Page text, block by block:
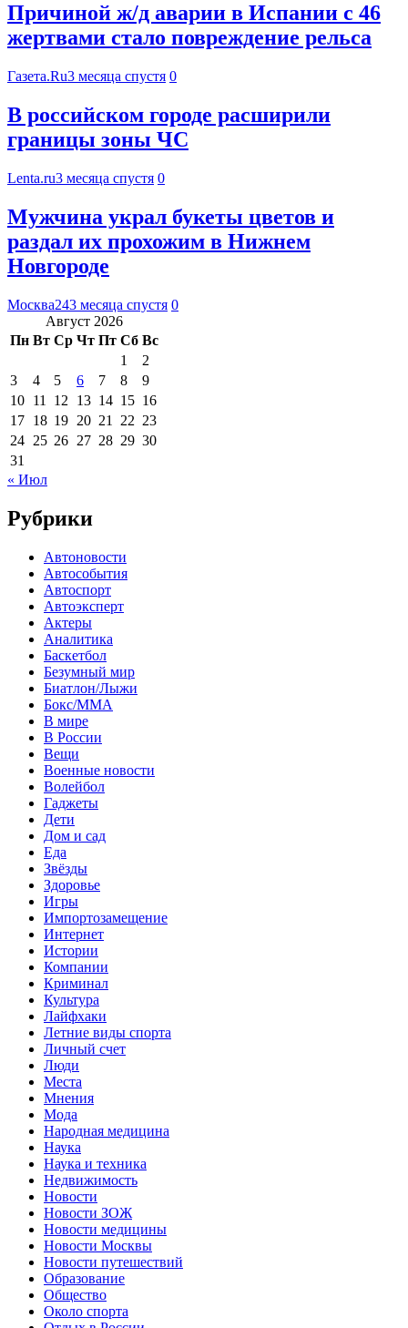
Причиной ж/д аварии в Испании с 46
жертвами стало повреждение рельса
Газета.Ru3 месяца спустя 0
В российском городе расширили
границы зоны ЧС
Lenta.ru3 месяца спустя 0
Мужчина украл букеты цветов и
раздал их прохожим в Нижнем
Новгороде
Москва243 месяца спустя 0
Август 2026
Пн Вт Ср Чт Пт Сб Вс
1
2
3
4 5 6 7 8
9
10 11 12 13 14 15 16
17 18 19 20 21 22 23
24 25 26 27 28 29 30
31
« Июл
Рубрики
Автоновости
Автособытия
Автоспорт
Автоэксперт
Актеры
Аналитика
Баскетбол
Безумный мир
Биатлон/Лыжи
Бокс/MMA
В мире
В России
Вещи
Военные новости
Волейбол
Гаджеты
Дети
Дом и сад
Еда
Звёзды
Здоровье
Игры
Импортозамещение
Интернет
Истории
Компании
Криминал
Культура
Лайфхаки
Летние виды спорта
Личный счет
Люди
Места
Мнения
Мода
Народная медицина
Наука
Наука и техника
Недвижимость
Новости
Новости ЗОЖ
Новости медицины
Новости Москвы
Новости путешествий
Образование
Общество
Около спорта